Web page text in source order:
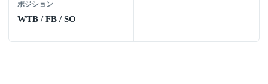
ポジション
WTB / FB / SO